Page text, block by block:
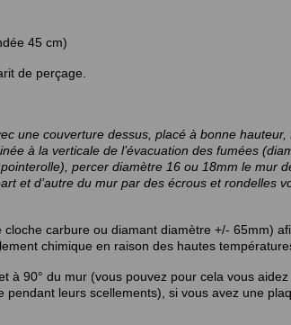
45 cm)
de perçage.
une couverture dessus, placé à bonne hauteur,
à la verticale de l’évacuation des fumées
percer diamètre 16 ou 18mm le mur
et d’autre du mur par des écrous et rondelles
carbure ou diamant diamètre +/- 65mm)
chimique en raison des hautes
90° du mur (vous pouvez pour cela vous aidez
leurs scellements), si vous avez une